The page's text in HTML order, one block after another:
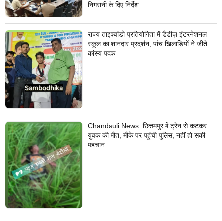
निगरानी के दिए निर्देश
राज्य ताइक्वांडो प्रतियोगिता में डैडीज़ इंटरनेशनल
स्कूल का शानदार प्रदर्शन, पांच खिलाड़ियों ने जीते
कांस्य पदक
Chandauli News: छित्तमपुर में ट्रेन से कटकर
युवक की मौत, मौके पर पहुंची पुलिस, नहीं हो सकी
पहचान